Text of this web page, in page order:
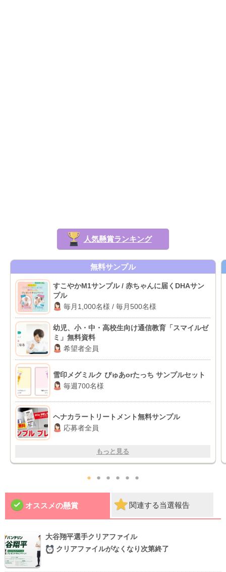
人気懸賞ランキング
無料サンプル
すこやかM1サンプル / 赤ちゃんに届くDHAサン
プル
毎月1,000名様 / 毎月500名様
幼児、小・中・高校生向け通信教育「スマイルゼ
ミ」無料資料
希望者全員
雪印メグミルク ぴゅあorたっち サンプルセット
毎週700名様
ヘナカラートリートメント無料サンプル
応募者全員
もっと見る
● ● ● ● ● ●
オススメの懸賞 関連する当選報告
大谷翔平選手クリアファイル
クリアファイルがなくなり次第終了